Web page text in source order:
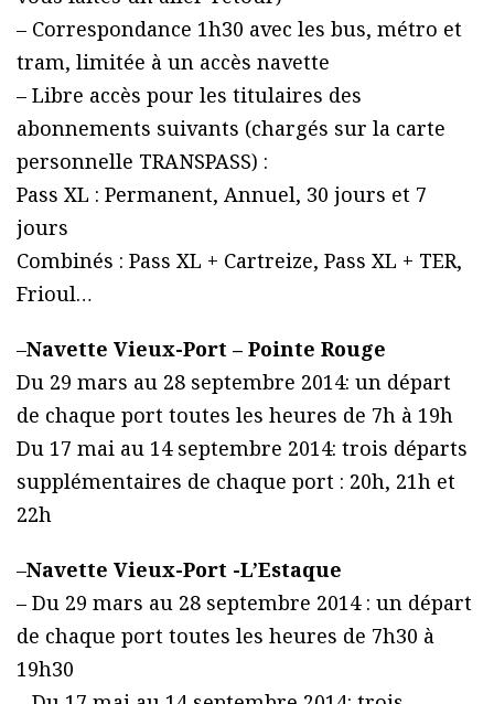
– Correspondance 1h30 avec les bus, métro et
tram, limitée à un accès navette
– Libre accès pour les titulaires des
abonnements suivants (chargés sur la carte
personnelle TRANSPASS) :
Pass XL : Permanent, Annuel, 30 jours et 7
jours
Combinés : Pass XL + Cartreize, Pass XL + TER,
Frioul…
–Navette Vieux-Port – Pointe Rouge
Du 29 mars au 28 septembre 2014: un départ
de chaque port toutes les heures de 7h à 19h
Du 17 mai au 14 septembre 2014: trois départs
supplémentaires de chaque port : 20h, 21h et
22h
–Navette Vieux-Port -L’Estaque
– Du 29 mars au 28 septembre 2014 : un départ
de chaque port toutes les heures de 7h30 à
19h30